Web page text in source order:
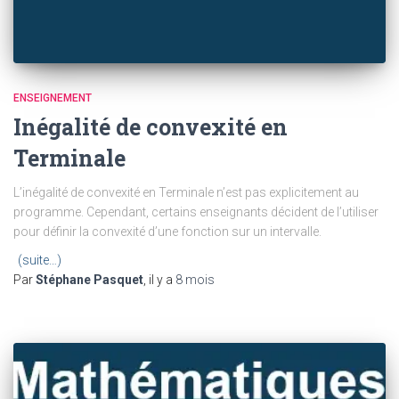
ENSEIGNEMENT
Inégalité de convexité en
Terminale
L’inégalité de convexité en Terminale n’est pas explicitement au
programme. Cependant, certains enseignants décident de l’utiliser
pour définir la convexité d’une fonction sur un intervalle.
(suite…)
ParStéphane Pasquet, il y a 8 mois